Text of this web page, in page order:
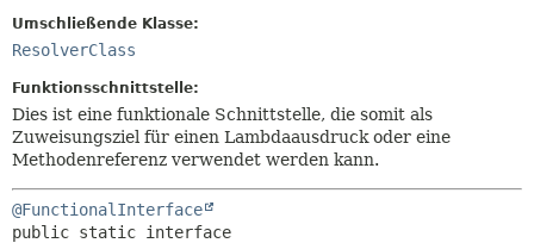
INDEX
KONSTRUKTOR
METHODE
Umschließende Klasse:
ResolverClass
Funktionsschnittstelle:
Dies ist eine funktionale Schnittstelle, die somit als
Zuweisungsziel für einen Lambdaausdruck oder eine
Methodenreferenz verwendet werden kann.
@FunctionalInterface